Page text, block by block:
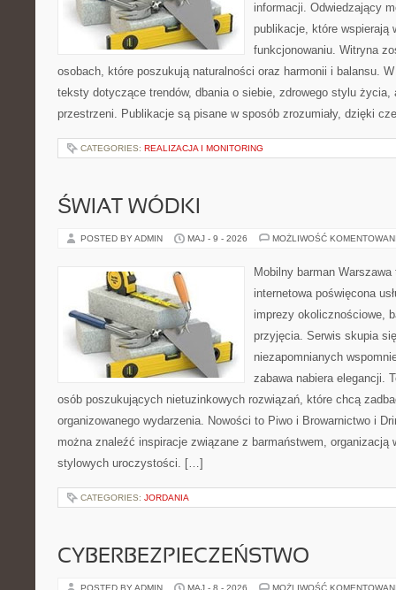
informacji. Odwiedzający
publikacje, które wspierają
funkcjonowaniu. Witryna
osobach, które poszukują naturalności oraz harmonii i balansu.
teksty dotyczące trendów, dbania o siebie, zdrowego stylu życia,
przestrzeni. Publikacje są pisane w sposób zrozumiały, dzięki
CATEGORIES: REALIZACJA I MONITORING
ŚWIAT WÓDKI
POSTED BY ADMIN MAJ - 9 - 2026 MOŻLIWOŚĆ
Mobilny barman
internetowa poświęcona
imprezy okolicznościowe,
przyjęcia. Serwis skupia
niezapomnianych
zabawa nabiera elegancji.
osób poszukujących nietuzinkowych rozwiązań, które chcą
organizowanego wydarzenia. Nowości to Piwo i Browarnictwo i
można znaleźć inspiracje związane z barmaństwem, organizacją
stylowych uroczystości. […]
CATEGORIES: JORDANIA
CYBERBEZPIECZEŃSTWO
POSTED BY ADMIN MAJ - 8 - 2026 MOŻLIWOŚĆ